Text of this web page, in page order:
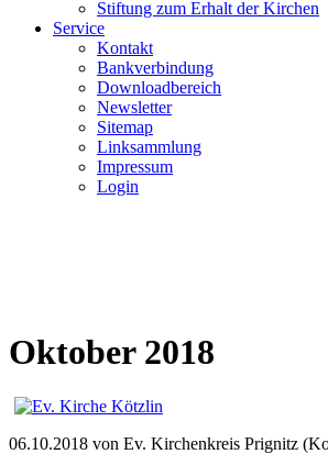
Stiftung zum Erhalt der Kirchen
Service
Kontakt
Bankverbindung
Downloadbereich
Newsletter
Sitemap
Linksammlung
Impressum
Login
Oktober 2018
06.10.2018 von Ev. Kirchenkreis Prignitz